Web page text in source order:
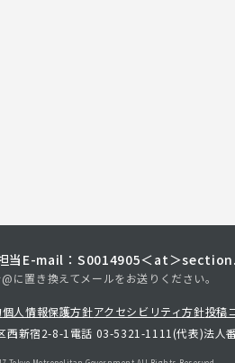
当E-mail：S0014905＜at＞
に置き換えてメールをお送りください。
個人情報保護方針アクセシビリティ方針投稿
西新宿2-8-1 電話 03-5321-1111(代表)法人